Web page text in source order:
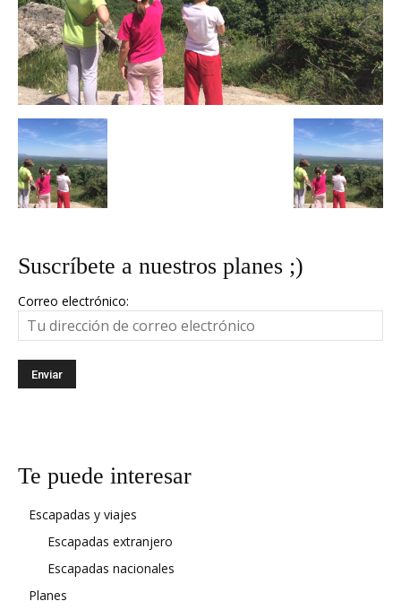
Suscríbete a nuestros planes ;)
Correo electrónico:
Te puede interesar
Escapadas y viajes
Escapadas extranjero
Escapadas nacionales
Planes